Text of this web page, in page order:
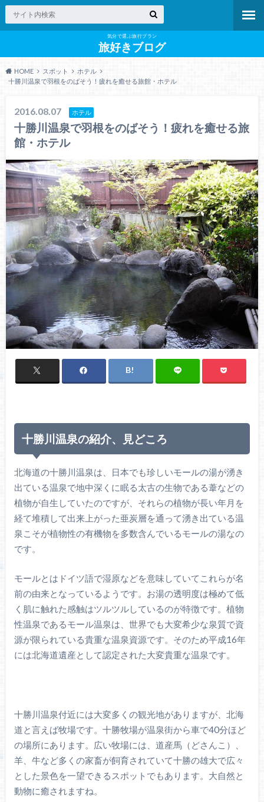
気分で選ぶ旅行プラン
旅好きブログ
HOME スポット
ホテル
十勝川温泉で羽根をのばそう！疲れを癒せる旅館・ホテル
2016.08.07 ホテル
十勝川温泉で羽根をのばそう！疲れを癒せる旅
館・ホテル
十勝川温泉の紹介、見どころ
北海道の十勝川温泉は、日本でも珍しいモールの湯が湧き
出ている温泉で地中深くに眠る太古の生物である葦などの
植物が自生していたのですが、それらの植物が長い年月を
経て堆積して出来上がった亜炭層を通って湧き出ている温
泉こそが植物性の有機物を多数含んでいるモールの湯なの
です。
モールとはドイツ語で湿原などを意味していてこれらが名
前の由来となっているようです。お湯の透明度は極めて低
く肌に触れた感触はツルツルしているのが特徴です。植物
性温泉であるモール温泉は、世界でも大変希少な泉質で資
源が限られている貴重な温泉資源です。そのため平成16年
には北海道遺産として認定された大変貴重な温泉です。
十勝川温泉付近には大変多くの観光地がありますが、北海
道と言えば牧場です。十勝牧場が温泉街から車で40分ほど
の場所にあります。広い牧場には、道産馬（どさんこ）、
羊、牛など多くの家畜が飼育されていて十勝の雄大で広々
とした景色を一望できるスポットでもあります。大自然と
動物に癒されますね。